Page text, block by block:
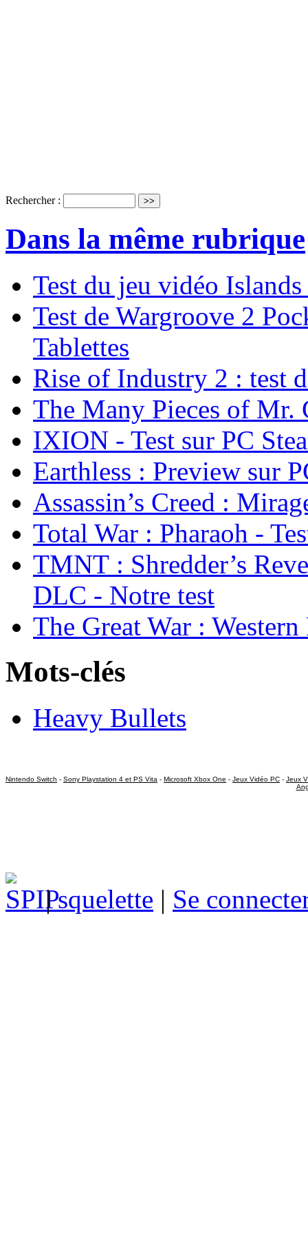
Rechercher :
Dans la même rubrique
Test du jeu vidéo
Test de Wargroove 2
Tablettes
Rise of Industry 2 : test
The Many Pieces of Mr.
IXION - Test sur PC
Earthless : Preview sur
Assassin’s Creed :
Total War : Pharaoh -
TMNT : Shredder’s
DLC - Notre test
The Great War :
Mots-clés
Heavy Bullets
Nintendo Switch - Sony Playstation 4 et PS Vita - Microsoft Xbox One - Jeux Vidéo PC - Jeux
|squelette | Se